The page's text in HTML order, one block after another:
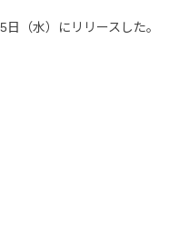
（水）にリリースした。